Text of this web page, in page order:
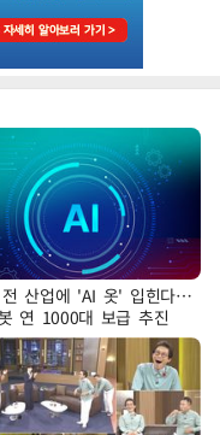
전 산업에 'AI 옷' 입힌다…
연 1000대 보급 추진